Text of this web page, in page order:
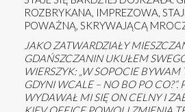
ROZBRYKANA, IMPREZOWA,
POWAŻNĄ, SKRYWAJĄCĄ
JAKO ZATWARDZIAŁY
GDAŃSZCZANIN UKUŁEM
WIERSZYK: „W SOPOCIE
GDYNI WCALE – NO BO PO CO?”.
WYDAWAŁ MI SIĘ ON CELNY I